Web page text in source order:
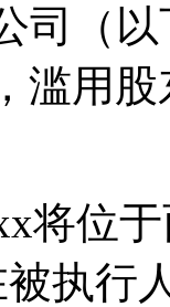
司（
滥用
将位
执行